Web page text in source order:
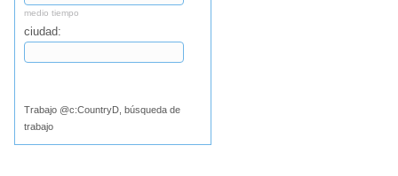
medio tiempo
ciudad:
Trabajo @c:CountryD, búsqueda de
trabajo